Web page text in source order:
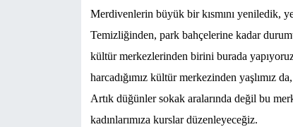
Merdivenlerin büyük bir kısmını yeniledik,
Temizliğinden, park bahçelerine kadar
kültür merkezlerinden birini burada
harcadığımız kültür merkezinden yaşlımız
Artık düğünler sokak aralarında değil bu
kadınlarımıza kurslar düzenleyeceğiz.